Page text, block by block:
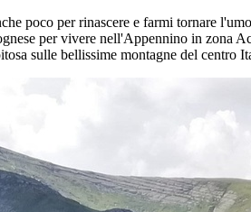
poco per rinascere e farmi tornare
per vivere nell'Appennino in zona
sulle bellissime montagne del centro